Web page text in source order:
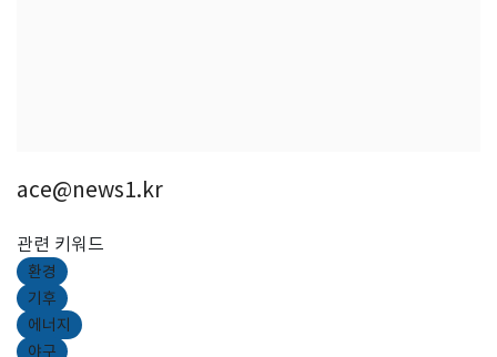
ace@news1.kr
관련 키워드
환경
기후
에너지
야구